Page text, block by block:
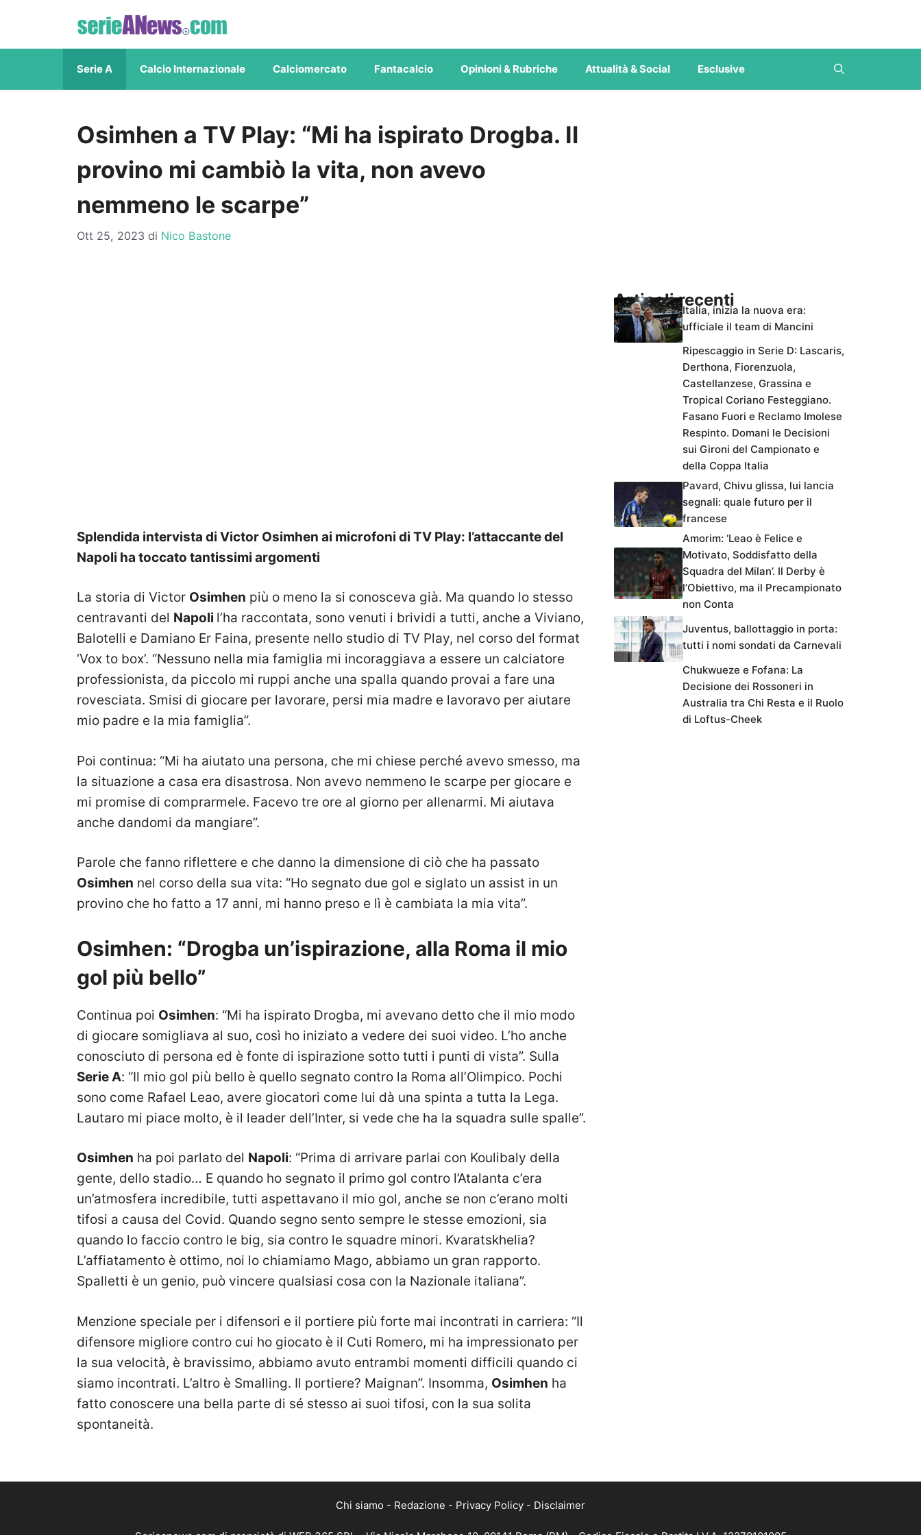
contenuto
Serie A Calcio Internazionale Calciomercato Fantacalcio Opinioni & Rubriche Attualità & Social Esclusive
Osimhen a TV Play: “Mi ha ispirato Drogba. Il
provino mi cambiò la vita, non avevo
nemmeno le scarpe”
Ott 25, 2023 di Nico Bastone
Splendida intervista di Victor Osimhen ai microfoni di TV Play: l’attaccante del
Napoli ha toccato tantissimi argomenti
La storia di Victor Osimhen più o meno la si conosceva già. Ma quando lo stesso
centravanti del Napoli l’ha raccontata, sono venuti i brividi a tutti, anche a Viviano,
Balotelli e Damiano Er Faina, presente nello studio di TV Play, nel corso del format
‘Vox to box’. “Nessuno nella mia famiglia mi incoraggiava a essere un calciatore
professionista, da piccolo mi ruppi anche una spalla quando provai a fare una
rovesciata. Smisi di giocare per lavorare, persi mia madre e lavoravo per aiutare
mio padre e la mia famiglia”.
Poi continua: “Mi ha aiutato una persona, che mi chiese perché avevo smesso, ma
la situazione a casa era disastrosa. Non avevo nemmeno le scarpe per giocare e
mi promise di comprarmele. Facevo tre ore al giorno per allenarmi. Mi aiutava
anche dandomi da mangiare”.
Parole che fanno riflettere e che danno la dimensione di ciò che ha passato
Osimhen nel corso della sua vita: “Ho segnato due gol e siglato un assist in un
provino che ho fatto a 17 anni, mi hanno preso e lì è cambiata la mia vita”.
Osimhen: “Drogba un’ispirazione, alla Roma il mio
gol più bello”
Continua poi Osimhen: “Mi ha ispirato Drogba, mi avevano detto che il mio modo
di giocare somigliava al suo, così ho iniziato a vedere dei suoi video. L’ho anche
conosciuto di persona ed è fonte di ispirazione sotto tutti i punti di vista”. Sulla
Serie A: “Il mio gol più bello è quello segnato contro la Roma all’Olimpico. Pochi
sono come Rafael Leao, avere giocatori come lui dà una spinta a tutta la Lega.
Lautaro mi piace molto, è il leader dell’Inter, si vede che ha la squadra sulle spalle”.
Osimhen ha poi parlato del Napoli: “Prima di arrivare parlai con Koulibaly della
gente, dello stadio… E quando ho segnato il primo gol contro l’Atalanta c’era
un’atmosfera incredibile, tutti aspettavano il mio gol, anche se non c’erano molti
tifosi a causa del Covid. Quando segno sento sempre le stesse emozioni, sia
quando lo faccio contro le big, sia contro le squadre minori. Kvaratskhelia?
L’affiatamento è ottimo, noi lo chiamiamo Mago, abbiamo un gran rapporto.
Spalletti è un genio, può vincere qualsiasi cosa con la Nazionale italiana”.
Menzione speciale per i difensori e il portiere più forte mai incontrati in carriera: “Il
difensore migliore contro cui ho giocato è il Cuti Romero, mi ha impressionato per
la sua velocità, è bravissimo, abbiamo avuto entrambi momenti difficili quando ci
siamo incontrati. L’altro è Smalling. Il portiere? Maignan”. Insomma, Osimhen ha
fatto conoscere una bella parte di sé stesso ai suoi tifosi, con la sua solita
spontaneità.
Articoli recenti
Italia, inizia la nuova era:
ufficiale il team di Mancini
Ripescaggio in Serie D: Lascaris,
Derthona, Fiorenzuola,
Castellanzese, Grassina e
Tropical Coriano Festeggiano.
Fasano Fuori e Reclamo Imolese
Respinto. Domani le Decisioni
sui Gironi del Campionato e
della Coppa Italia
Pavard, Chivu glissa, lui lancia
segnali: quale futuro per il
francese
Amorim: ‘Leao è Felice e
Motivato, Soddisfatto della
Squadra del Milan’. Il Derby è
l’Obiettivo, ma il Precampionato
non Conta
Juventus, ballottaggio in porta:
tutti i nomi sondati da Carnevali
Chukwueze e Fofana: La
Decisione dei Rossoneri in
Australia tra Chi Resta e il Ruolo
di Loftus-Cheek
Chi siamo - Redazione - Privacy Policy - Disclaimer